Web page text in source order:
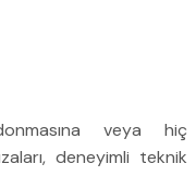
donmasına veya hiç
deneyimli teknik